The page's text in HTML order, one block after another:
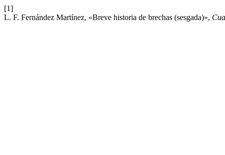
[1]
L. F. Fernández Martínez, «Breve historia de brechas (sesgada)»,